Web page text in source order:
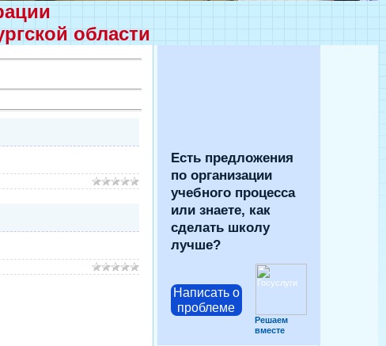
области
Есть предложения
по организации
учебного процесса
или знаете, как
сделать школу
лучше?
Написать о
проблеме
Решаем
вместе